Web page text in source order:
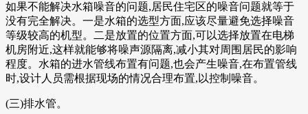
如果不能解决水箱噪音的问题,居民住宅区的噪音问题就等于
没有完全解决。一是水箱的选型方面,应该尽量避免选择噪音
等级较高的机型。二是放置的位置方面,可以选择放置在电梯
机房附近,这样就能够将噪声源隔离,减小其对周围居民的影响
程度。水箱的进水管线布置有问题,也会产生噪音,在布置管线
时,设计人员需根据现场的情况合理布置,以控制噪音。
(三)排水管。